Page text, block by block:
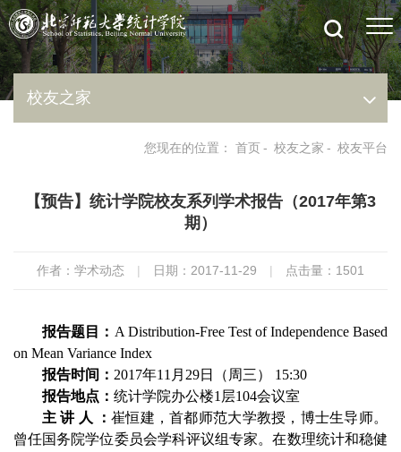
校友之家
您现在的位置： 首页- 校友之家 - 校友平台
【预告】统计学院校友系列学术报告（2017年第3
期）
作者：学术动态 | 日期：2017-11-29 | 点击量： 1501
报告题目 ： A Distribution-Free Test of Independence Based
on Mean Variance Index
报告时间： 2017年11 月 29日（周三）
15:30
报告地点： 统计学院办公楼1 层104会议室
主讲人
：崔恒建，首都师范大学教授，博士生导师。
曾任国务院学位委员会学科评议组专家。在数理统计和稳健